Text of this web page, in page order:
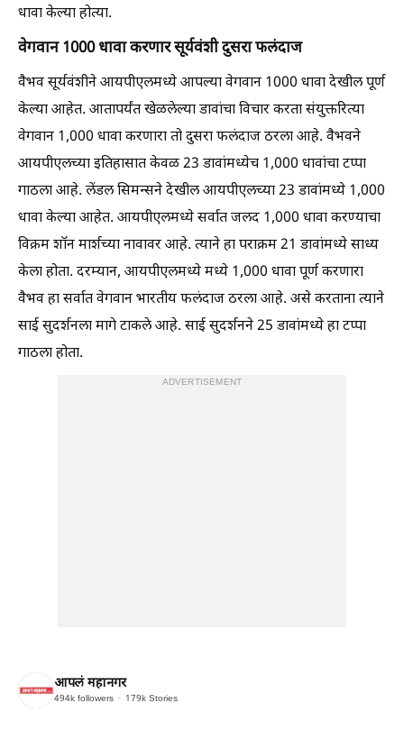
धावा केल्या होत्या.
वेगवान 1000 धावा करणार सूर्यवंशी दुसरा फलंदाज
वैभव सूर्यवंशीने आयपीएलमध्ये आपल्या वेगवान 1000 धावा देखील पूर्ण
केल्या आहेत. आतापर्यंत खेळलेल्या डावांचा विचार करता संयुक्तरित्या
वेगवान 1,000 धावा करणारा तो दुसरा फलंदाज ठरला आहे. वैभवने
आयपीएलच्या इतिहासात केवळ 23 डावांमध्येच 1,000 धावांचा टप्पा
गाठला आहे. लेंडल सिमन्सने देखील आयपीएलच्या 23 डावांमध्ये 1,000
धावा केल्या आहेत. आयपीएलमध्ये सर्वात जलद 1,000 धावा करण्याचा
विक्रम शॉन मार्शच्या नावावर आहे. त्याने हा पराक्रम 21 डावांमध्ये साध्य
केला होता. दरम्यान, आयपीएलमध्ये मध्ये 1,000 धावा पूर्ण करणारा
वैभव हा सर्वात वेगवान भारतीय फलंदाज ठरला आहे. असे करताना त्याने
साई सुदर्शनला मागे टाकले आहे. साई सुदर्शनने 25 डावांमध्ये हा टप्पा
गाठला होता.
ADVERTISEMENT
आपलं महानगर
494k followers 179k Stories